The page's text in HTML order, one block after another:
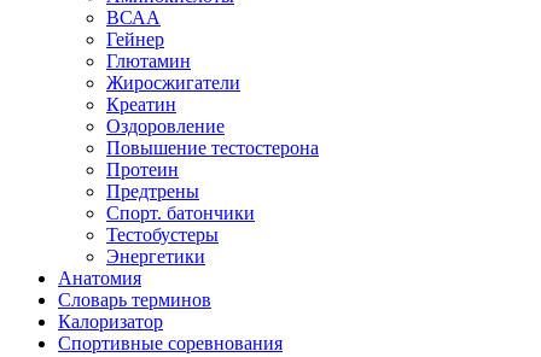
ВСАА
Гейнер
Глютамин
Жиросжигатели
Креатин
Оздоровление
Повышение тестостерона
Протеин
Предтрены
Спорт. батончики
Тестобустеры
Энергетики
Анатомия
Словарь терминов
Калоризатор
Спортивные соревнования